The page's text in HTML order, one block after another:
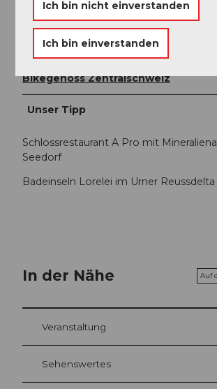
Uri Tourismus AG
Organisation
Bikegenoss Zentralschweiz
Unser Tipp
Schlossrestaurant A Pro mit
Seedorf
Badeinseln Lorelei im Urner Reussdelta
In der Nähe Auf
Veranstaltung
Sehenswertes
Ich bin nicht einverstanden
Ich bin einverstanden